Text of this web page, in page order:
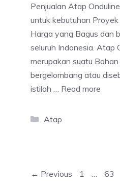
Penjualan Atap
untuk kebutuhan
Harga yang Bagus dan
seluruh Indonesia. Atap
merupakan suatu
bergelombang atau
istilah … Read more
Categories
Atap
← Previous Page
1 63